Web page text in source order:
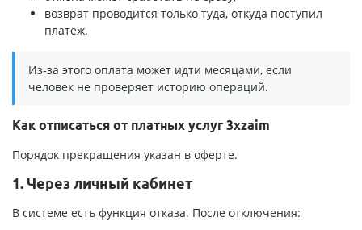
возврат проводится только туда, откуда поступил
платеж.
Из-за этого оплата может идти месяцами, если
человек не проверяет историю операций.
Как отписаться от платных услуг 3xzaim
Порядок прекращения указан в оферте.
1. Через личный кабинет
В системе есть функция отказа. После отключения: